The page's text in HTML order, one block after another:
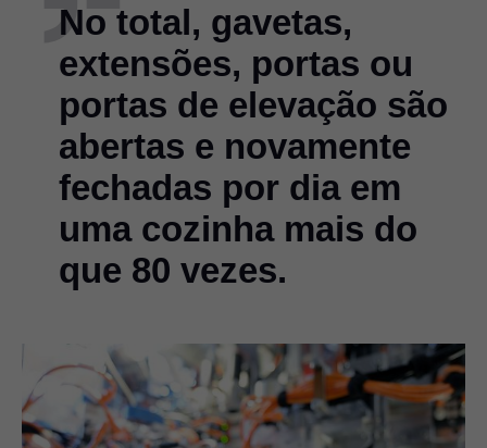
No total, gavetas,
extensões, portas ou
portas de elevação são
abertas e novamente
fechadas por dia em
uma cozinha mais do
que 80 vezes.